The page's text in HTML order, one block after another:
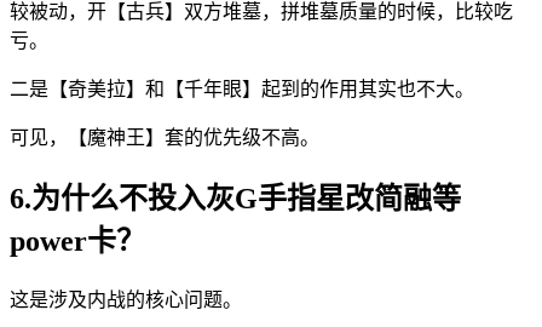
较被动，开【古兵】双方堆墓，拼堆墓质量的时候，比较吃
亏。
二是【奇美拉】和【千年眼】起到的作用其实也不大。
可见，【魔神王】套的优先级不高。
6.为什么不投入灰G手指星改简融等
power卡？
这是涉及内战的核心问题。